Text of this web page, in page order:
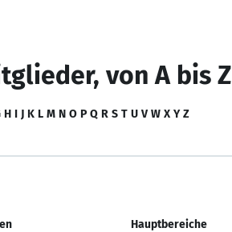
von A bis Z
H I J K L M N O P Q R S T U V W X Y Z
Hauptbereiche